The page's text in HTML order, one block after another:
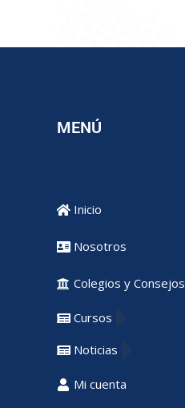
MENÚ
Inicio
Nosotros
Colegios y Consejos
Cursos
Noticias
Mi cuenta